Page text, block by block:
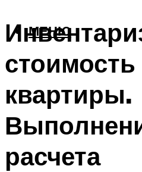
МЕНЮ
стоимость
квартиры.
расчета